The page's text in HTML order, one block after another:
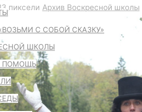
С СОБОЙ СКАЗКУ»
ШКОЛЫ
ПОМОЩЬ
пиксели Архив Воскресной школы